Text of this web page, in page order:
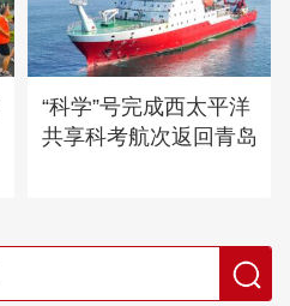
“科学”号完成西太平洋
共享科考航次返回青岛